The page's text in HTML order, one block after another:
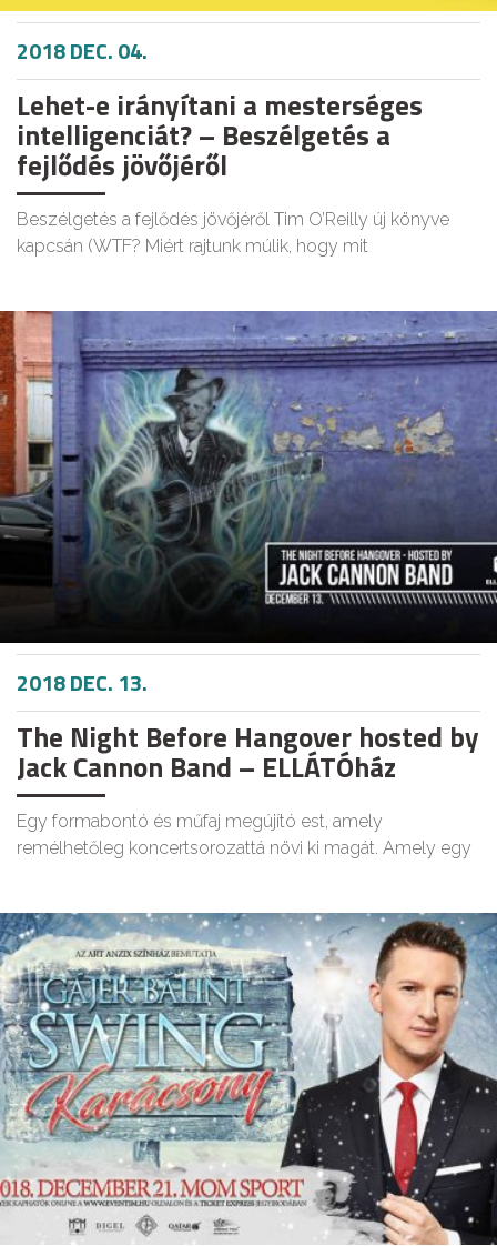
2018 DEC. 04.
Lehet-e irányítani a mesterséges
intelligenciát? – Beszélgetés a
fejlődés jövőjéről
Beszélgetés a fejlődés jövőjéről Tim O’Reilly új könyve
kapcsán (WTF? Miért rajtunk múlik, hogy mit
2018 DEC. 13.
The Night Before Hangover hosted by
Jack Cannon Band – ELLÁTÓház
Egy formabontó és műfaj megújító est, amely
remélhetőleg koncertsorozattá növi ki magát. Amely egy